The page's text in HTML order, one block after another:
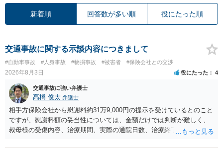
新着順 回答数が多い順 役にたった順
交通事故に関する示談内容につきまして
#自動車事故 #人身事故 #物損事故 #被害者 #保険会社との交渉
2026年8月3日 役にたった 4
交通事故に強い弁護士
髙橋 俊太 弁護士
相手方保険会社から慰謝料約31万9,000円の提示を受けているとのこと
ですが、慰謝料額の妥当性については、金額だけでは判断が難しく、
叔母様の受傷内容、治療期間、実際の通院日数、治療終了の経緯、後